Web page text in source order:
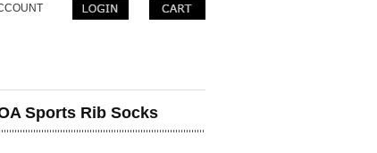
Sports Rib Socks